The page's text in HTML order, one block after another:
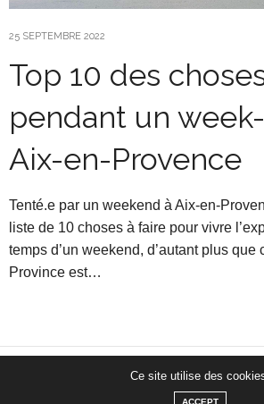
25 SEPTEMBRE 2022
Top 10 des
pendant un
Aix-en-Provence
Tenté.e par un weekend à Aix-en-
liste de 10 choses à faire pour vivre
temps d’un weekend, d’autant plus
Province est…
Clio & Co - Blog voyage
Ce site utilise des
ACCEPT